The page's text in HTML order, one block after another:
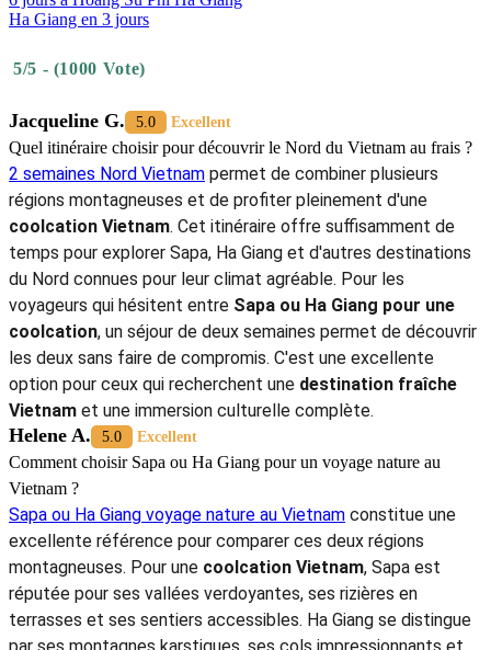
Ha Giang en 3 jours
5/5 - (1000 Vote)
Jacqueline G. 5.0 Excellent
Quel itinéraire choisir pour découvrir le Nord du Vietnam au frais ?
2 semaines Nord Vietnam permet de combiner plusieurs
régions montagneuses et de profiter pleinement d'une
coolcation Vietnam. Cet itinéraire offre suffisamment de
temps pour explorer Sapa, Ha Giang et d'autres destinations
du Nord connues pour leur climat agréable. Pour les
voyageurs qui hésitent entre Sapa ou Ha Giang pour une
coolcation, un séjour de deux semaines permet de découvrir
les deux sans faire de compromis. C'est une excellente
option pour ceux qui recherchent une destination fraîche
Vietnam et une immersion culturelle complète.
Helene A. 5.0 Excellent
Comment choisir Sapa ou Ha Giang pour un voyage nature au
Vietnam ?
Sapa ou Ha Giang voyage nature au Vietnam constitue une
excellente référence pour comparer ces deux régions
montagneuses. Pour une coolcation Vietnam, Sapa est
réputée pour ses vallées verdoyantes, ses rizières en
terrasses et ses sentiers accessibles. Ha Giang se distingue